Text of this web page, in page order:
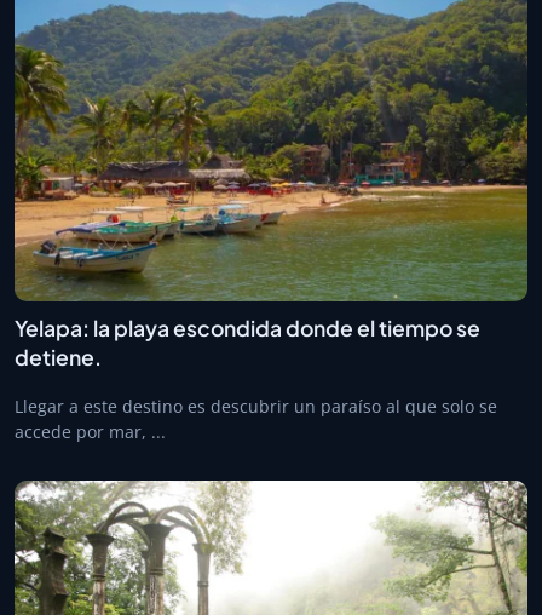
Yelapa: la playa escondida donde el tiempo se
detiene.
Llegar a este destino es descubrir un paraíso al que solo se
accede por mar, ...